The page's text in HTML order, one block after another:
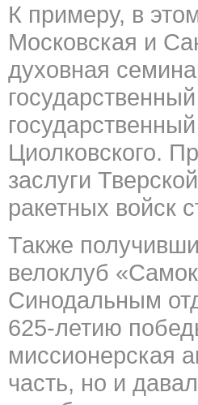
К примеру, в
Московская и
духовная
Циолковского.
заслуги
ракетных войск
Также
велоклуб
Синодальным
625-летию
миссионерская
часть, но и